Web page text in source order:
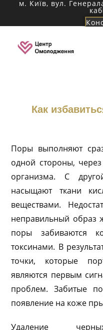
Перейтим. Київ, вул.
Как
Поры выполняют
одной стороны,
организма. С
насыщают ткани
веществами.
неправильный образ
поры забиваются
токсинами. В
точки, которые
являются первым
проблем. Забитые
появление на коже
Удаление